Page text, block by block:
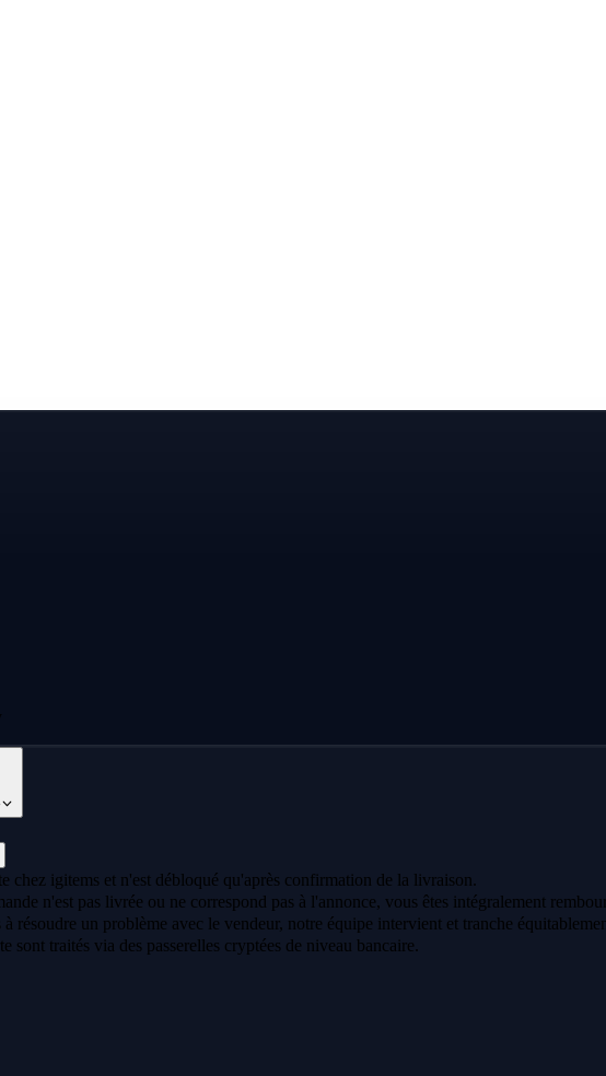
chez igitems et n'est débloqué qu'après confirmation de la livraison.
n'est pas livrée ou ne correspond pas à l'annonce, vous êtes intégralement
à résoudre un problème avec le vendeur, notre équipe intervient et tranche
sont traités via des passerelles cryptées de niveau bancaire.